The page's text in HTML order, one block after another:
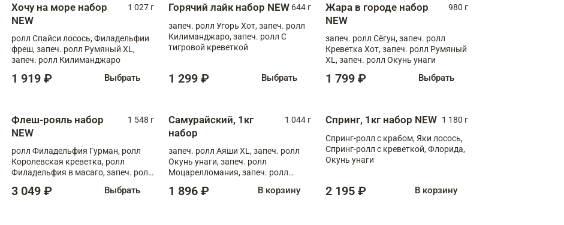
Хочу на море набор
NEW
1 027 г
ролл Спайси лосось, Филадельфии
фреш, запеч. ролл Румяный XL,
запеч. ролл Килиманджаро
1 919 ₽ Выбрать
Горячий лайк набор NEW 644 г
запеч. ролл Угорь Хот, запеч. ролл
Килиманджаро, запеч. ролл С
тигровой креветкой
1 299 ₽ Выбрать
Жара в городе набор
NEW
980 г
запеч. ролл Сёгун, запеч. ролл
Креветка Хот, запеч. ролл Румяный
XL, запеч. ролл Окунь унаги
1 799 ₽ Выбрать
Флеш-рояль набор
NEW
1 548 г
ролл Филадельфия Гурман, ролл
Королевская креветка, ролл
Филадельфия в масаго, запеч. ролл
Тигровая креветка с моцареллой,
3 049 ₽ Выбрать
Самурайский, 1кг
набор
1 044 г
запеч. ролл Аяши XL, запеч. ролл
Окунь унаги, запеч. ролл
Моцарелломания, запеч. ролл
1 896 ₽ В корзину
Спринг, 1кг набор NEW 1 180 г
Спринг-ролл с крабом, Яки лосось,
Спринг-ролл с креветкой, Флорида,
Окунь унаги
2 195 ₽ В корзину